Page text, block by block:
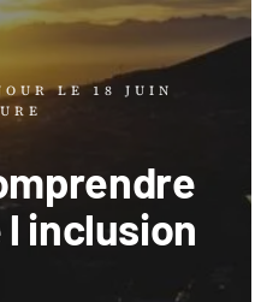
LE 18 JUIN
inclusion